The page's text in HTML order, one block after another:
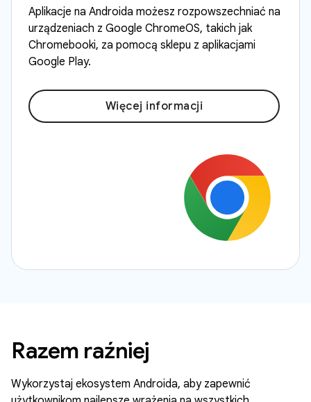
Aplikacje na Androida możesz rozpowszechniać na
urządzeniach z Google ChromeOS, takich jak
Chromebooki, za pomocą sklepu z aplikacjami
Google Play.
Więcej informacji
Razem raźniej
Wykorzystaj ekosystem Androida, aby zapewnić